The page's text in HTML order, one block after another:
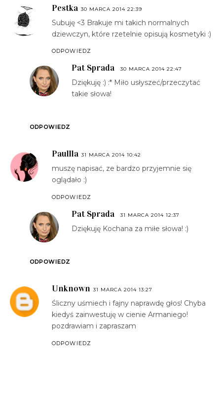
Pestka 30 MARCA 2014 22:39
Subuję <3 Brakuje mi takich normalnych
dziewczyn, które rzetelnie opisują kosmetyki :)
ODPOWIEDZ
Pat Sprada 30 MARCA 2014 22:47
Dziękuję :) :* Miło usłyszeć/przeczytać
takie słowa!
ODPOWIEDZ
Paullla 31 MARCA 2014 10:42
muszę napisać, ze bardzo przyjemnie się
oglądało :)
ODPOWIEDZ
Pat Sprada 31 MARCA 2014 12:37
Dziękuję Kochana za miłe słowa! :)
ODPOWIEDZ
Unknown 31 MARCA 2014 13:27
Śliczny uśmiech i fajny naprawdę głos! Chyba
kiedyś zainwestuję w cienie Armaniego!
pozdrawiam i zapraszam
ODPOWIEDZ